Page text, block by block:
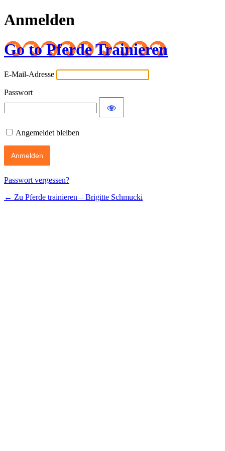
Anmelden
Go to Pferde Trainieren
E-Mail-Adresse
Passwort
Angemeldet bleiben
Passwort vergessen?
← Zu Pferde trainieren – Brigitte Schmucki